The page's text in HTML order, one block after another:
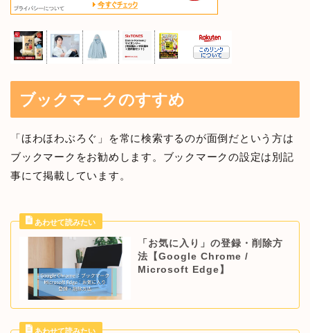
ブックマークのすすめ
「ほわほわぶろぐ」を常に検索するのが面倒だという方は
ブックマークをお勧めします。ブックマークの設定は別記
事にて掲載しています。
「お気に入り」の登録・削除方
法【Google Chrome /
Microsoft Edge】